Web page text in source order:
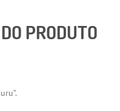
PRODUTO